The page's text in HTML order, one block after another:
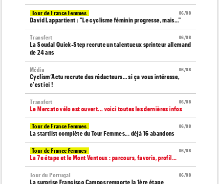
06/08
Tour de France Femmes
David Lappartient : "Le cyclisme féminin progresse, mais…"
06/08
Transfert
La Soudal Quick-Step recrute un talentueux sprinteur allemand
de 24 ans
06/08
Média
Cyclism’Actu recrute des rédacteurs… si ça vous intéresse,
c'est ici !
06/08
Transfert
Le Mercato vélo est ouvert... voici toutes les dernières infos
06/08
Tour de France Femmes
La startlist complète du Tour Femmes... déjà 16 abandons
06/08
Tour de France Femmes
La 7e étape et le Mont Ventoux : parcours, favoris, profil…
06/08
Tour du Portugal
La surprise Francisco Campos remporte la 1ère étape